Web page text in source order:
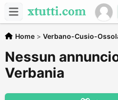
Home > Verbano-Cusio-
Nessun
Verbania